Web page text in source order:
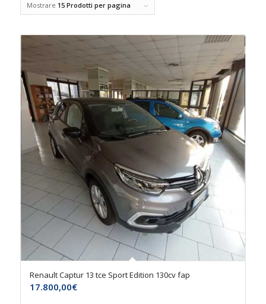
Mostrare 15 Prodotti per pagina
Renault Captur 13 tce Sport Edition 130cv fap
17.800,00€